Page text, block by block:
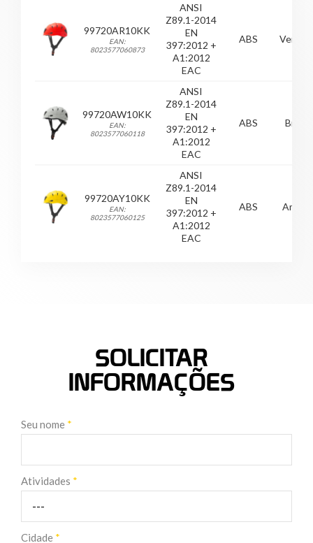
99720AR10KK
EAN:
8023577060873
ANSI
Z89.1-2014
EN
397:2012 +
A1:2012
EAC
ABS
99720AW10KK
EAN:
8023577060118
ANSI
Z89.1-2014
EN
397:2012 +
A1:2012
EAC
ABS
99720AY10KK
EAN:
8023577060125
ANSI
Z89.1-2014
EN
397:2012 +
A1:2012
EAC
ABS
SOLICITAR
INFORMAÇÕES
Seu nome *
Atividades *
Cidade *